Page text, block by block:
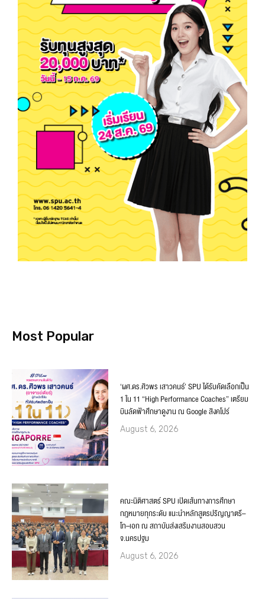
Most Popular
‘ผศ.ดร.ศิวพร เสาวคนธ์’ SPU ได้รับคัดเลือกเป็น
1 ใน 11 “High Performance Coaches” เตรียม
บินลัดฟ้าศึกษาดูงาน ณ Google สิงคโปร์
August 6, 2026
คณะนิติศาสตร์ SPU เปิดเส้นทางการศึกษา
กฎหมายทุกระดับ แนะนำหลักสูตรปริญญาตรี–
โท–เอก ณ สถาบันส่งเสริมงานสอบสวน
จ.นครปฐม
August 6, 2026